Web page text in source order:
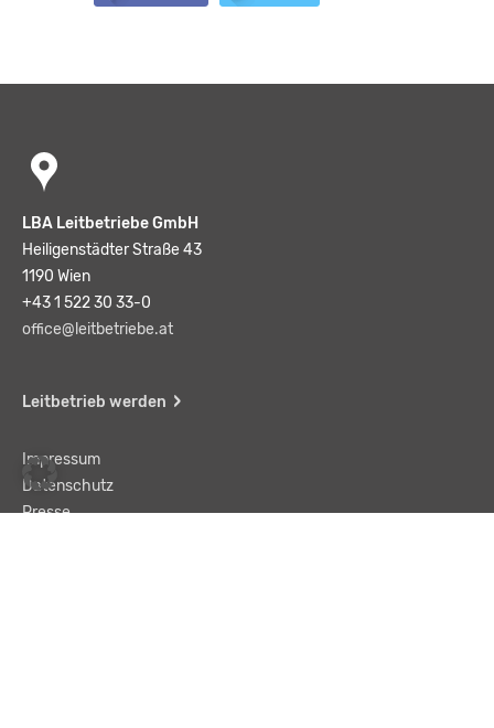
LBA Leitbetriebe GmbH
Heiligenstädter Straße 43
1190 Wien
+43 1 522 30 33-0
office@leitbetriebe.at
Leitbetrieb werden
Impressum
Datenschutz
Presse